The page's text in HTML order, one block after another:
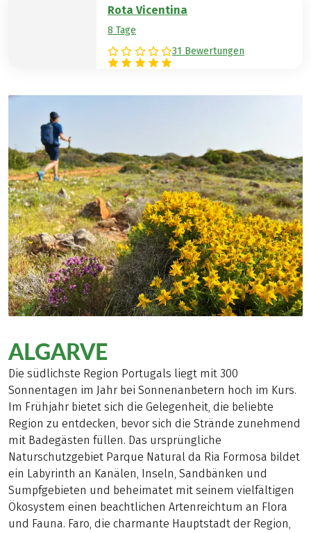
Rota Vicentina
8 Tage
31 Bewertungen
ALGARVE
Die südlichste Region Portugals liegt mit 300
Sonnentagen im Jahr bei Sonnenanbetern hoch im Kurs.
Im Frühjahr bietet sich die Gelegenheit, die beliebte
Region zu entdecken, bevor sich die Strände zunehmend
mit Badegästen füllen. Das ursprüngliche
Naturschutzgebiet Parque Natural da Ria Formosa bildet
ein Labyrinth an Kanälen, Inseln, Sandbänken und
Sumpfgebieten und beheimatet mit seinem vielfältigen
Ökosystem einen beachtlichen Artenreichtum an Flora
und Fauna. Faro, die charmante Hauptstadt der Region,